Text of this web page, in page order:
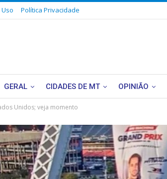
Política Privacidade
GERAL CIDADES DE MT OPINIÃO
Unidos; veja momento